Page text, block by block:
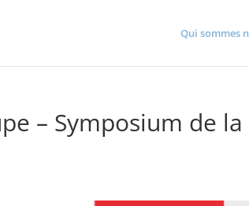
Qui sommes
– Symposium de